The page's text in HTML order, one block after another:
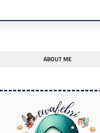
ABOUT ME